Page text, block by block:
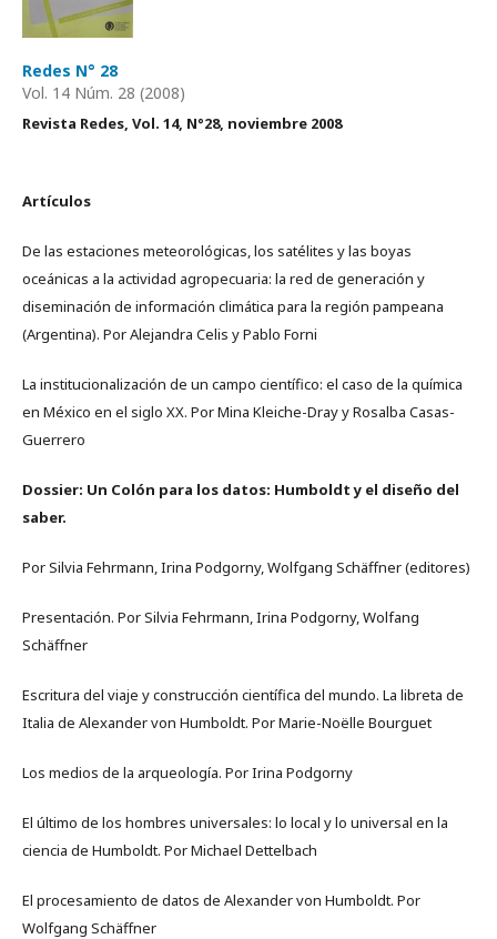
Redes N° 28
Vol. 14 Núm. 28 (2008)
Revista Redes, Vol. 14, N°28, noviembre 2008
Artículos
De las estaciones meteorológicas, los satélites y las boyas
oceánicas a la actividad agropecuaria: la red de generación y
diseminación de información climática para la región pampeana
(Argentina). Por Alejandra Celis y Pablo Forni
La institucionalización de un campo científico: el caso de la química
en México en el siglo XX. Por Mina Kleiche-Dray y Rosalba Casas-
Guerrero
Dossier: Un Colón para los datos: Humboldt y el diseño del
saber.
Por Silvia Fehrmann, Irina Podgorny, Wolfgang Schäffner (editores)
Presentación. Por Silvia Fehrmann, Irina Podgorny, Wolfang
Schäffner
Escritura del viaje y construcción científica del mundo. La libreta de
Italia de Alexander von Humboldt. Por Marie-Noëlle Bourguet
Los medios de la arqueología. Por Irina Podgorny
El último de los hombres universales: lo local y lo universal en la
ciencia de Humboldt. Por Michael Dettelbach
El procesamiento de datos de Alexander von Humboldt. Por
Wolfgang Schäffner